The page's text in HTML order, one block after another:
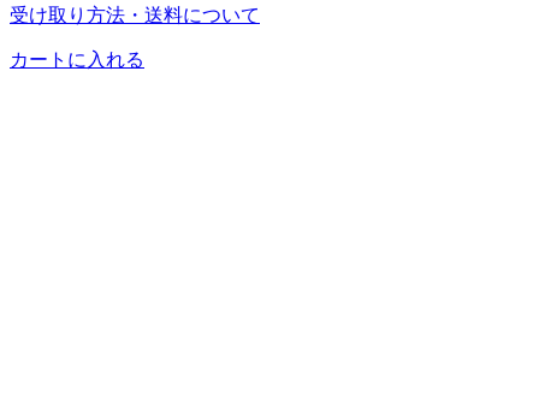
受け取り方法・送料について
カートに入れる